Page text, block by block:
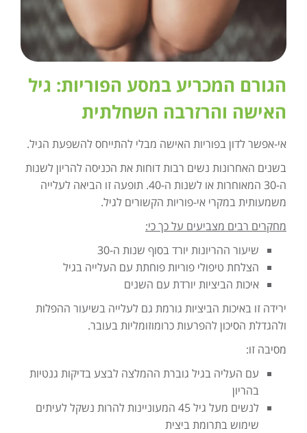
הגורם המכריע במסע הפוריות: גיל
האישה והרזרבה השחלתית
אי-אפשר לדון בפוריות האישה מבלי להתייחס להשפעת הגיל.
בשנים האחרונות נשים רבות דוחות את הכניסה להריון לשנות
ה-30 המאוחרות או לשנות ה-40. תופעה זו הביאה לעלייה
משמעותית במקרי אי-פוריות הקשורים לגיל.
מחקרים רבים מצביעים על כך כי:
שיעור ההריונות יורד בסוף שנות ה-30
הצלחת טיפולי פוריות פוחתת עם העלייה בגיל
איכות הביציות יורדת עם השנים
ירידה זו באיכות הביציות גורמת גם לעלייה בשיעור ההפלות
ולהגדלת הסיכון להפרעות כרומוזומליות בעובר.
מסיבה זו:
עם העליה בגיל גוברת ההמלצה לבצע בדיקות גנטיות
בהריון
לנשים מעל גיל 45 המעוניינות להרות נשקל לעיתים
שימוש בתרומת ביצית